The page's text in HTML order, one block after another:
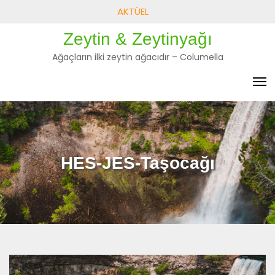
to
AKTÜEL
Zeytin & Zeytinyağı
Ağaçların ilki zeytin ağacıdır – Columella
HES-JES-Taşocağı